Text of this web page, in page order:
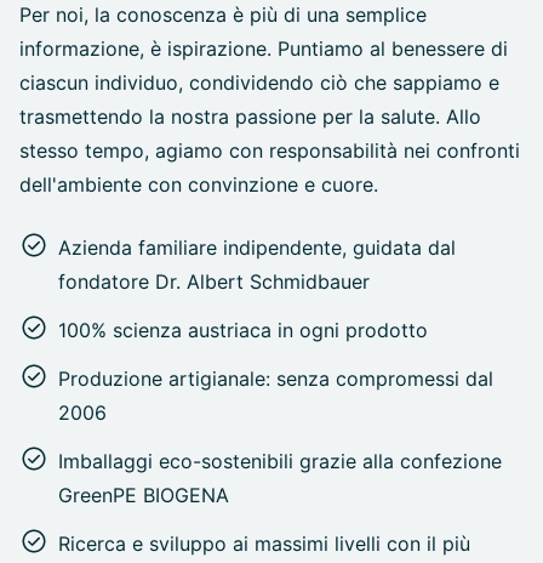
Per noi, la conoscenza è più di una semplice
informazione, è ispirazione. Puntiamo al benessere di
ciascun individuo, condividendo ciò che sappiamo e
trasmettendo la nostra passione per la salute. Allo
stesso tempo, agiamo con responsabilità nei confronti
dell'ambiente con convinzione e cuore.
Azienda familiare indipendente, guidata dal
fondatore Dr. Albert Schmidbauer
100% scienza austriaca in ogni prodotto
Produzione artigianale: senza compromessi dal
2006
Imballaggi eco-sostenibili grazie alla confezione
GreenPE BIOGENA
Ricerca e sviluppo ai massimi livelli con il più